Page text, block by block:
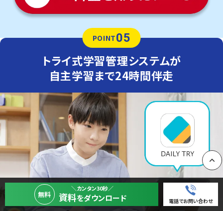
POINT05
トライ式学習管理システムが
自主学習まで24時間伴走
無料
＼カンタン30秒／
資料をダウンロード 電話でお問い合わせ